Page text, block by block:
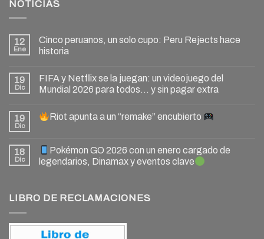
NOTICIAS
12
Ene
Cinco peruanos, un solo cupo: Peru Rejects hace
historia
19
Dic
FIFA y Netflix se la juegan: un videojuego del
Mundial 2026 para todos… y sin pagar extra
19
Dic
Riot apunta a un “remake” encubierto
18
Dic
Pokémon GO 2026 con un enero cargado de
legendarios, Dinamax y eventos clave
LIBRO DE RECLAMACIONES